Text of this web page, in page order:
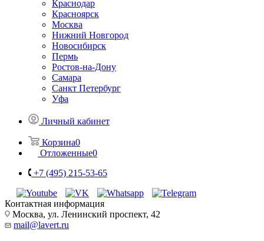
Краснодар
Красноярск
Москва
Нижний Новгород
Новосибирск
Пермь
Ростов-на-Дону
Самара
Санкт Петербург
Уфа
Личный кабинет
Корзина0
Отложенные0
+7 (495) 215-53-65
Контактная информация
Москва, ул. Ленинский проспект, 42
mail@lavert.ru